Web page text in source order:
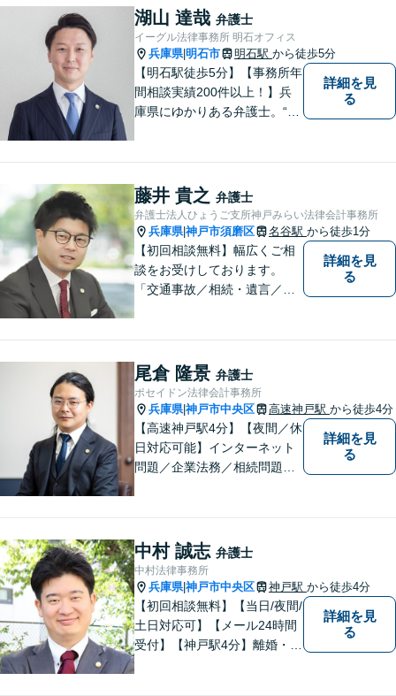
湖山 達哉 弁護士
イーグル法律事務所 明石オフィス
兵庫県|明石市 明石駅 から徒歩5分
【明石駅徒歩5分】【事務所年
間相談実績200件以上！】兵
庫県にゆかりある弁護士。“プ
題にも迅速に対応いたしま
す。【初回無料相談】
詳細を見
る
藤井 貴之 弁護士
弁護士法人ひょうご支所神戸みらい法律会計事務所
兵庫県|神戸市須磨区 名谷駅 から徒歩1分
【初回相談無料】幅広くご相
談をお受けしております。
「交通事故／相続・遺言／離
い。公認会計士試験合格者。
【夜間・休日相談可能（要予
約）】【弁護士歴10年以上】
詳細を見
る
尾倉 隆景 弁護士
ポセイドン法律会計事務所
兵庫県|神戸市中央区 高速神戸駅 から徒歩4分
【高速神戸駅4分】【夜間／休
日対応可能】インターネット
問題／企業法務／相続問題／
詳細を見
る
中村 誠志 弁護士
中村法律事務所
兵庫県|神戸市中央区 神戸駅 から徒歩4分
【初回相談無料】【当日/夜間/
土日対応可】【メール24時間
受付】【神戸駅4分】離婚・男
詳細を見
る